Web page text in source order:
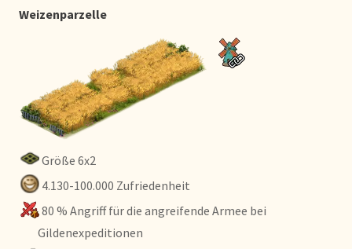
Weizenparzelle
Größe 6x2
4.130-100.000 Zufriedenheit
80 % Angriff für die angreifende Armee bei
Gildenexpeditionen